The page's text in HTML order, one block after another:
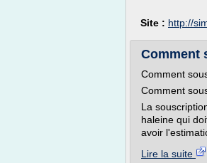
Site : http://
Comment
Comment
Comment
La
haleine qui
avoir
Lire la suite